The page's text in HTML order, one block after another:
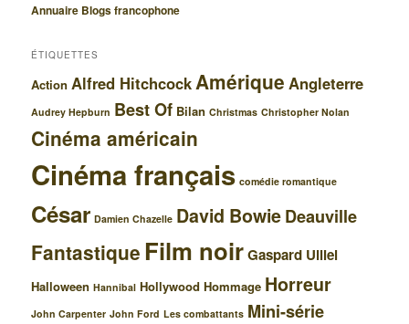
Annuaire Blogs francophone
ÉTIQUETTES
Action Alfred HitchcockAmérique Angleterre
Audrey Hepburn Best Of Bilan Christmas Christopher Nolan
Cinéma américain
Cinéma français comédie romantique
César Damien Chazelle David BowieDeauville
Fantastique Film noirGaspard Ulliel
Halloween Hannibal Hollywood Hommage Horreur
John Carpenter John Ford Les combattants Mini-série